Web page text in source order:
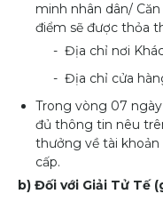
minh nhân dân/
điểm sẽ được thỏa
- Địa chỉ nơi
- Địa chỉ cửa hàng
Trong vòng 07
đủ thông tin nêu
thưởng về tài
cấp.
b) Đối với Giải Tử Tế